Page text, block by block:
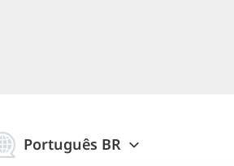
Português BR